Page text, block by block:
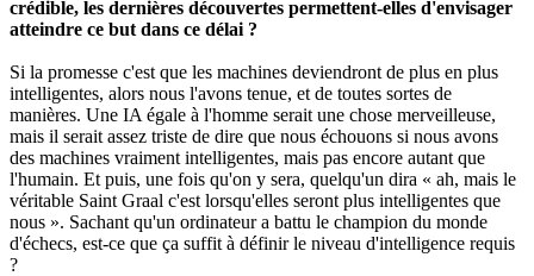
crédible, les dernières découvertes permettent-elles d'envisager
atteindre ce but dans ce délai ?
Si la promesse c'est que les machines deviendront de plus en plus
intelligentes, alors nous l'avons tenue, et de toutes sortes de
manières. Une IA égale à l'homme serait une chose merveilleuse,
mais il serait assez triste de dire que nous échouons si nous avons
des machines vraiment intelligentes, mais pas encore autant que
l'humain. Et puis, une fois qu'on y sera, quelqu'un dira « ah, mais le
véritable Saint Graal c'est lorsqu'elles seront plus intelligentes que
nous ». Sachant qu'un ordinateur a battu le champion du monde
d'échecs, est-ce que ça suffit à définir le niveau d'intelligence requis
?